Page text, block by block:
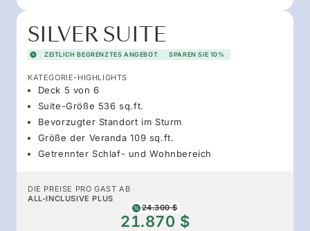
SILVER SUITE
ZEITLICH BEGRENZTES ANGEBOT SPAREN SIE 10%
KATEGORIE-HIGHLIGHTS
Deck 5 von 6
Suite-Größe 536 sq.ft.
Bevorzugter Standort im Sturm
Größe der Veranda 109 sq.ft.
Getrennter Schlaf- und Wohnbereich
DIE PREISE PRO GAST AB
ALL-INCLUSIVE PLUS
24.300 $
21.870 $